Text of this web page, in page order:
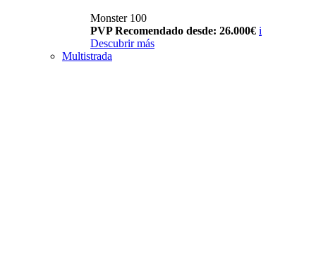
Monster 100
PVP Recomendado desde: 26.000€ i
Descubrir más
Multistrada